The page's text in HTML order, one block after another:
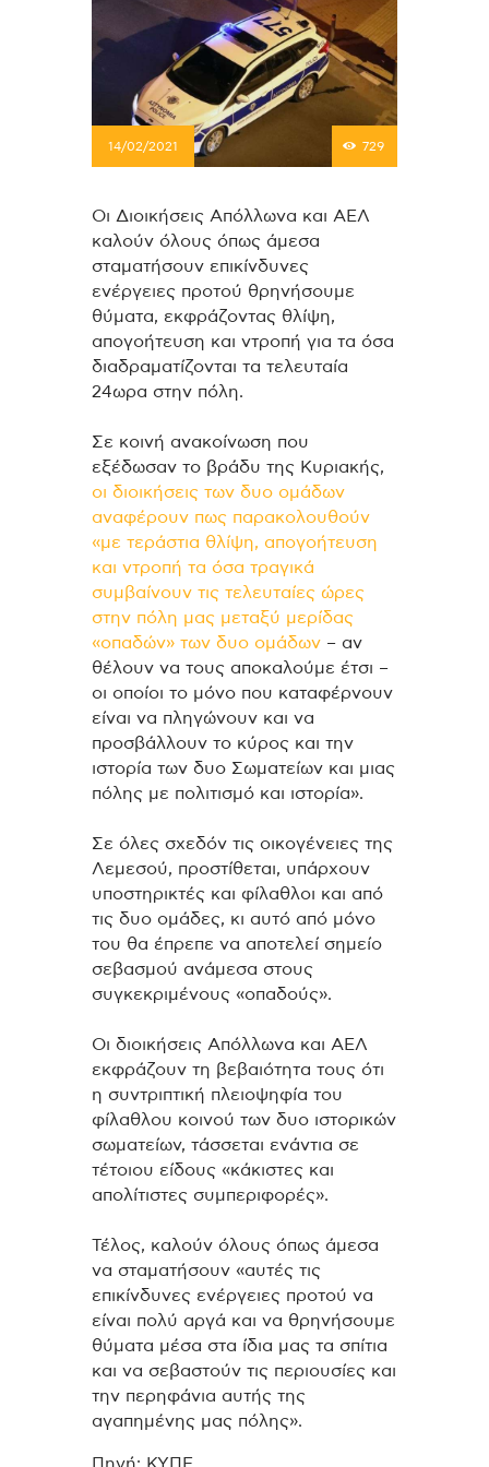
14/02/2021 729
Οι Διοικήσεις Απόλλωνα και ΑΕΛ
καλούν όλους όπως άμεσα
σταματήσουν επικίνδυνες
ενέργειες προτού θρηνήσουμε
θύματα, εκφράζοντας θλίψη,
απογοήτευση και ντροπή για τα όσα
διαδραματίζονται τα τελευταία
24ωρα στην πόλη.
Σε κοινή ανακοίνωση που
εξέδωσαν το βράδυ της Κυριακής,
οι διοικήσεις των δυο ομάδων
αναφέρουν πως παρακολουθούν
«με τεράστια θλίψη, απογοήτευση
και ντροπή τα όσα τραγικά
συμβαίνουν τις τελευταίες ώρες
στην πόλη μας μεταξύ μερίδας
«οπαδών» των δυο ομάδων – αν
θέλουν να τους αποκαλούμε έτσι –
οι οποίοι το μόνο που καταφέρνουν
είναι να πληγώνουν και να
προσβάλλουν το κύρος και την
ιστορία των δυο Σωματείων και μιας
πόλης με πολιτισμό και ιστορία».
Σε όλες σχεδόν τις οικογένειες της
Λεμεσού, προστίθεται, υπάρχουν
υποστηρικτές και φίλαθλοι και από
τις δυο ομάδες, κι αυτό από μόνο
του θα έπρεπε να αποτελεί σημείο
σεβασμού ανάμεσα στους
συγκεκριμένους «οπαδούς».
Οι διοικήσεις Απόλλωνα και ΑΕΛ
εκφράζουν τη βεβαιότητα τους ότι
η συντριπτική πλειοψηφία του
φίλαθλου κοινού των δυο ιστορικών
σωματείων, τάσσεται ενάντια σε
τέτοιου είδους «κάκιστες και
απολίτιστες συμπεριφορές».
Τέλος, καλούν όλους όπως άμεσα
να σταματήσουν «αυτές τις
επικίνδυνες ενέργειες προτού να
είναι πολύ αργά και να θρηνήσουμε
θύματα μέσα στα ίδια μας τα σπίτια
και να σεβαστούν τις περιουσίες και
την περηφάνια αυτής της
αγαπημένης μας πόλης».
Πηγή: ΚΥΠΕ